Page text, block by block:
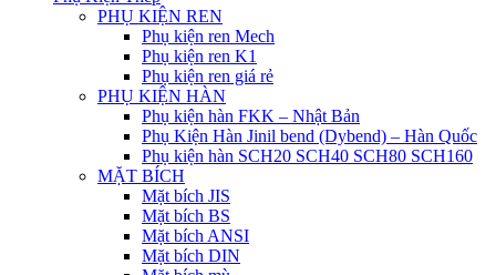
PHỤ KIỆN REN
Phụ kiện ren Mech
Phụ kiện ren K1
Phụ kiện ren giá rẻ
PHỤ KIỆN HÀN
Phụ kiện hàn FKK – Nhật Bản
Phụ Kiện Hàn Jinil bend (Dybend) – Hàn Quốc
Phụ kiện hàn SCH20 SCH40 SCH80 SCH160
MẶT BÍCH
Mặt bích JIS
Mặt bích BS
Mặt bích ANSI
Mặt bích DIN